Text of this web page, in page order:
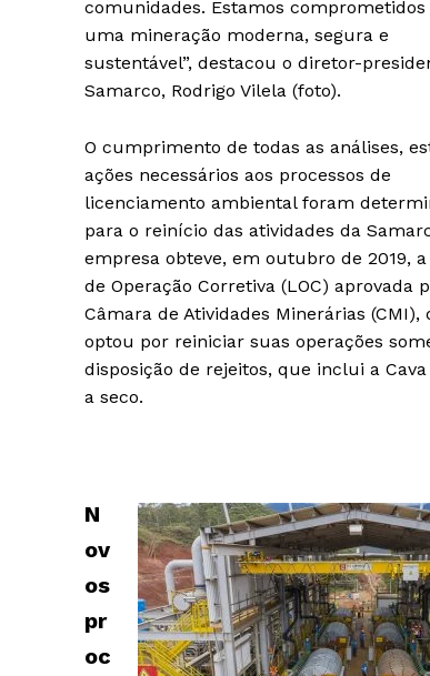
comunidades. Estamos comprometidos
uma mineração moderna, segura e
sustentável”, destacou o diretor-
Samarco, Rodrigo Vilela (foto).
O cumprimento de todas as análises,
ações necessários aos processos de
licenciamento ambiental foram
para o reinício das atividades da
empresa obteve, em outubro de 2019,
de Operação Corretiva (LOC) aprovada
Câmara de Atividades Minerárias
optou por reiniciar suas operações
disposição de rejeitos, que inclui a
a seco.
N
ov
os
pr
oc